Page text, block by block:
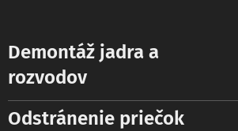
Demontáž jadra a
rozvodov
Odstránenie priečok